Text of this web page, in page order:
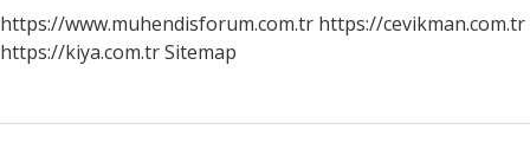
https://www.muhendisforum.com.tr https://cevikman.com.tr
https://kiya.com.trSitemap